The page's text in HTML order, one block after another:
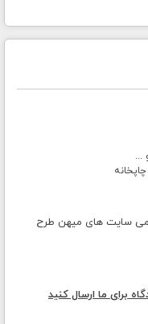
سایت های میهن طرح
برای ما ارسال کنید